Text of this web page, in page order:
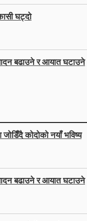
घट्दो
बढाउने र आयात घटाउने
कोदोको नयाँ भविष्य
बढाउने र आयात घटाउने